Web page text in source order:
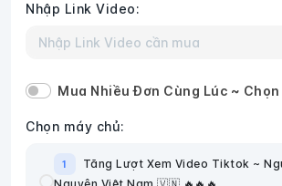
Nhập Link Video:
Mua Nhiều Đơn Cùng Lúc ~
Chọn máy chủ:
1
Tăng Lượt Xem Video Tiktok ~